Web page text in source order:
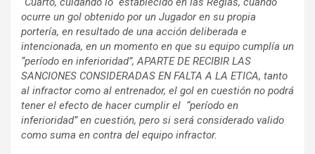
ocurre un gol obtenido por un Jugador en su propia
portería, en resultado de una acción deliberada e
intencionada, en un momento en que su equipo cumplía un
“período en inferioridad”, APARTE DE RECIBIR LAS
SANCIONES CONSIDERADAS EN FALTA A LA ETICA, tanto
al infractor como al entrenador, el gol en cuestión no podrá
tener el efecto de hacer cumplir el “período en
inferioridad” en cuestión, pero si será considerado valido
como suma en contra del equipo infractor.